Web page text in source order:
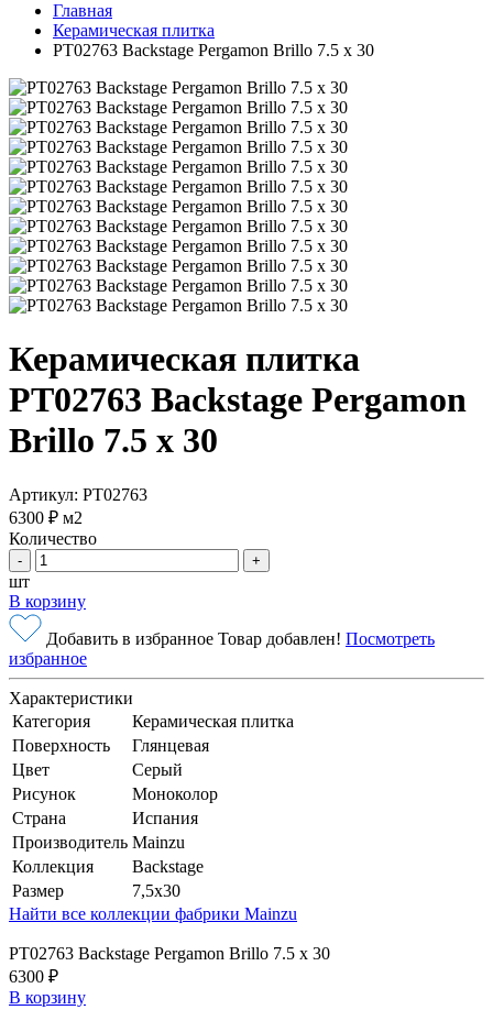
Главная
Керамическая плитка
PT02763 Backstage Pergamon Brillo 7.5 x 30
Керамическая плитка
PT02763 Backstage Pergamon
Brillo 7.5 x 30
Артикул: PT02763
6300 ₽ м2
Количество
- +
шт
В корзину
Добавить в избранное Товар добавлен! Посмотреть
избранное
Характеристики
Категория
Керамическая плитка
Поверхность
Глянцевая
Цвет
Серый
Рисунок
Моноколор
Страна
Испания
Производитель Mainzu
Коллекция
Backstage
Размер
7,5x30
Найти все коллекции фабрики Mainzu
PT02763 Backstage Pergamon Brillo 7.5 x 30
6300 ₽
В корзину